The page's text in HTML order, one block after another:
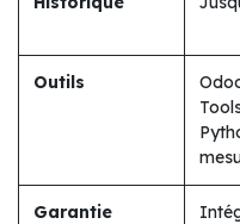
Outils
Garantie